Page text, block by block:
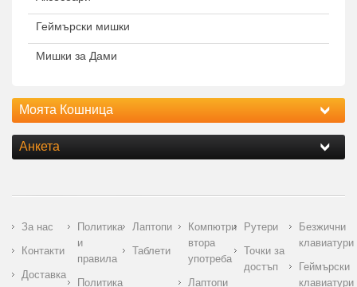
Геймърски мишки
Мишки за Дами
Моята Кошница
Анкета
За нас
Контакти
Доставка
Политика
и
правила
Политика
Лаптопи
Таблети
Компютри
втора
употреба
Лаптопи
Рутери
Точки за
достъп
Безжични
клавиатури
Геймърски
клавиатури